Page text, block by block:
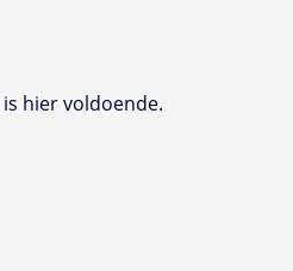
hier voldoende.